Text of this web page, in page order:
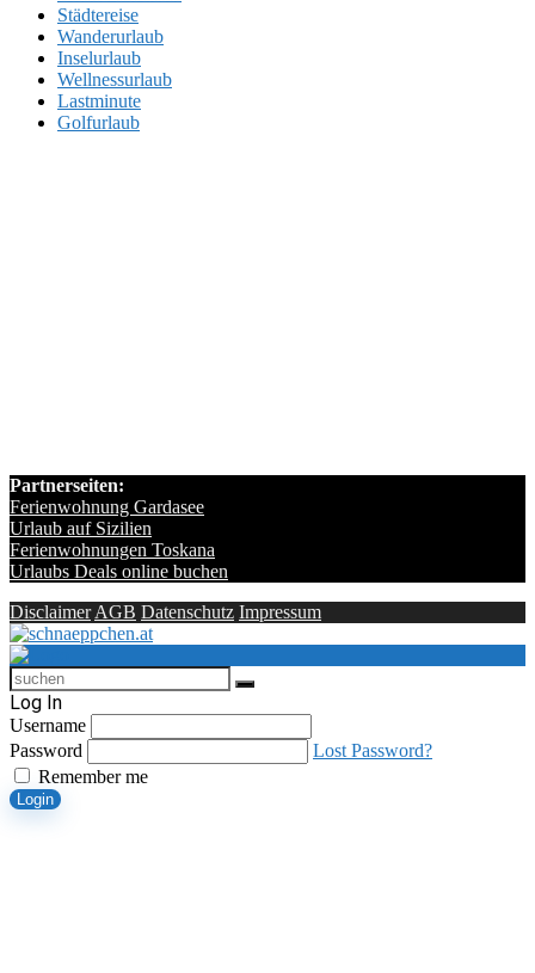
Städtereise
Wanderurlaub
Inselurlaub
Wellnessurlaub
Lastminute
Golfurlaub
Partnerseiten:
Ferienwohnung Gardasee
Urlaub auf Sizilien
Ferienwohnungen Toskana
Urlaubs Deals online buchen
Disclaimer AGB Datenschutz Impressum
Log In
Username
Password
Lost Password?
Remember me
Login